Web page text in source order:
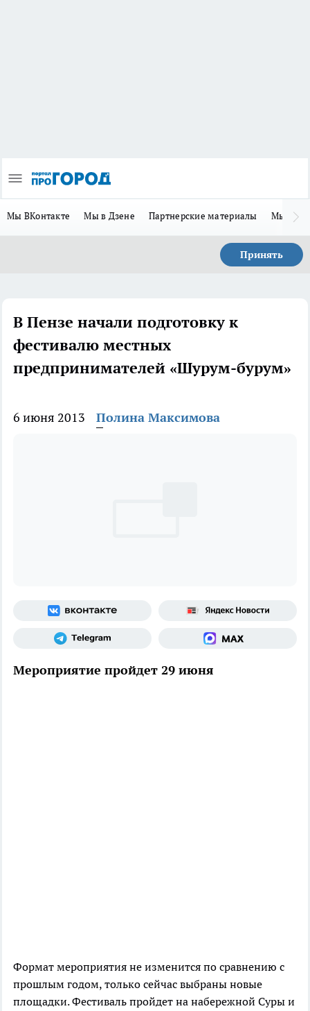
Мы ВКонтакте Мы в Дзене Партнерские материалы Мы в
Принять
В Пензе начали подготовку к
фестивалю местных
предпринимателей «Шурум-бурум»
6 июня 2013 Полина Максимова
Мероприятие пройдет 29 июня
Формат мероприятия не изменится по сравнению с
прошлым годом, только сейчас выбраны новые
площадки. Фестиваль пройдет на набережной Суры и